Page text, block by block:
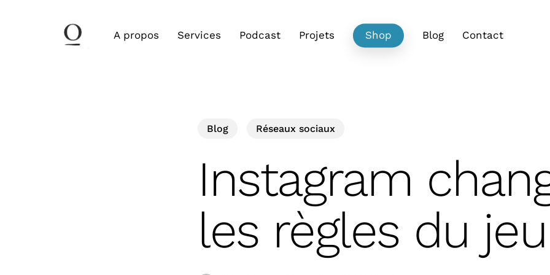
A propos Services Podcast Projets Shop Blog Contact
Blog Réseaux sociaux
Instagram
les règles du jeu